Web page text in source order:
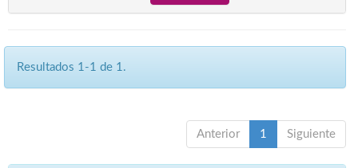
Resultados 1-1 de 1.
Anterior 1 Siguiente